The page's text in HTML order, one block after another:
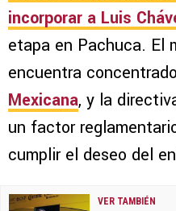
incorporar a Luis
etapa en Pachuca. El
encuentra
Mexicana, y la
un factor
cumplir el deseo del
VER TAMBIÉN